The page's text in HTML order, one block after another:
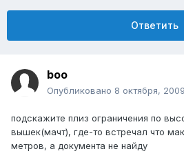
Ответить
boo
Опубликовано 8 октября, 2009
подскажите плиз ограничения по
вышек(мачт), где-то встречал что
метров, а документа не найду